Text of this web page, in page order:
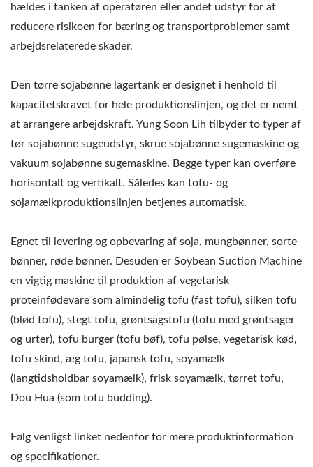
hældes i tanken af operatøren eller andet udstyr for at
reducere risikoen for bæring og transportproblemer samt
arbejdsrelaterede skader.
Den tørre sojabønne lagertank er designet i henhold til
kapacitetskravet for hele produktionslinjen, og det er nemt
at arrangere arbejdskraft. Yung Soon Lih tilbyder to typer af
tør sojabønne sugeudstyr, skrue sojabønne sugemaskine og
vakuum sojabønne sugemaskine. Begge typer kan overføre
horisontalt og vertikalt. Således kan tofu- og
sojamælkproduktionslinjen betjenes automatisk.
Egnet til levering og opbevaring af soja, mungbønner, sorte
bønner, røde bønner. Desuden er Soybean Suction Machine
en vigtig maskine til produktion af vegetarisk
proteinfødevare som almindelig tofu (fast tofu), silken tofu
(blød tofu), stegt tofu, grøntsagstofu (tofu med grøntsager
og urter), tofu burger (tofu bøf), tofu pølse, vegetarisk kød,
tofu skind, æg tofu, japansk tofu, soyamælk
(langtidsholdbar soyamælk), frisk soyamælk, tørret tofu,
Dou Hua (som tofu budding).
Følg venligst linket nedenfor for mere produktinformation
og specifikationer.